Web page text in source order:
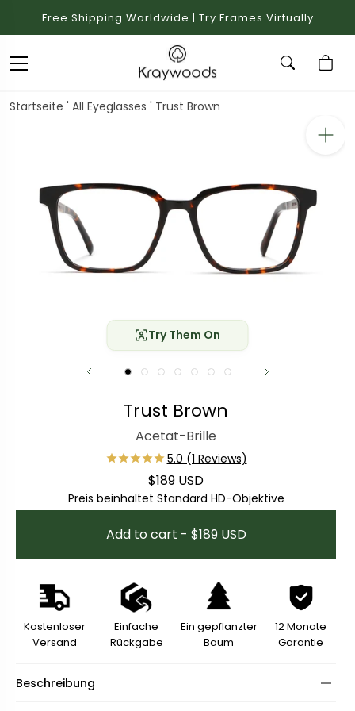
Free Shipping Worldwide | Try Frames Virtually
Startseite ' All Eyeglasses ' Trust Brown
Try Them On
Trust Brown
Acetat-Brille
Regulärer Preis
$189 USD
Preis beinhaltet Standard HD-Objektive
Add to cart - $189 USD
Kostenloser
Versand
Einfache
Rückgabe
Ein gepflanzter
Baum
12 Monate
Garantie
Beschreibung